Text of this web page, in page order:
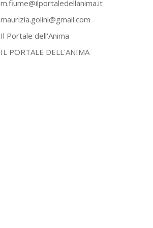
m.fiume@ilportaledellanima.it
maurizia.golini@gmail.com
Il Portale dell'Anima
IL PORTALE DELL'ANIMA